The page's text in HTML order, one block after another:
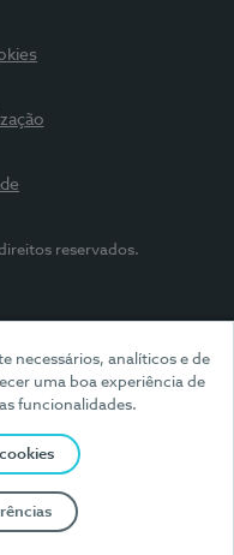
necessários, analíticos e de
uma boa experiência de
funcionalidades.
reservados.